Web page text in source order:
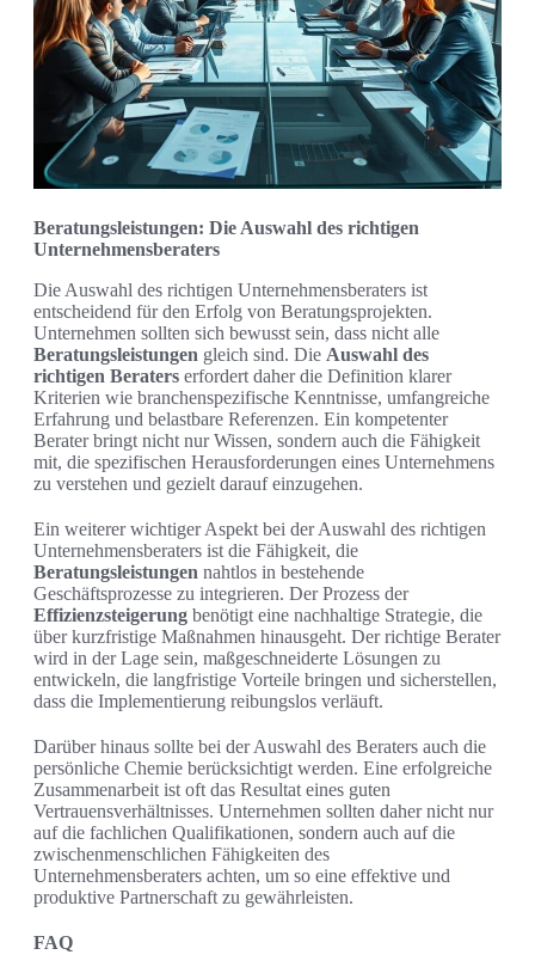
Beratungsleistungen: Die Auswahl des richtigen
Unternehmensberaters
Die Auswahl des richtigen Unternehmensberaters ist
entscheidend für den Erfolg von Beratungsprojekten.
Unternehmen sollten sich bewusst sein, dass nicht alle
Beratungsleistungen gleich sind. Die Auswahl des
richtigen Beraters erfordert daher die Definition klarer
Kriterien wie branchenspezifische Kenntnisse, umfangreiche
Erfahrung und belastbare Referenzen. Ein kompetenter
Berater bringt nicht nur Wissen, sondern auch die Fähigkeit
mit, die spezifischen Herausforderungen eines Unternehmens
zu verstehen und gezielt darauf einzugehen.
Ein weiterer wichtiger Aspekt bei der Auswahl des richtigen
Unternehmensberaters ist die Fähigkeit, die
Beratungsleistungen nahtlos in bestehende
Geschäftsprozesse zu integrieren. Der Prozess der
Effizienzsteigerung benötigt eine nachhaltige Strategie, die
über kurzfristige Maßnahmen hinausgeht. Der richtige Berater
wird in der Lage sein, maßgeschneiderte Lösungen zu
entwickeln, die langfristige Vorteile bringen und sicherstellen,
dass die Implementierung reibungslos verläuft.
Darüber hinaus sollte bei der Auswahl des Beraters auch die
persönliche Chemie berücksichtigt werden. Eine erfolgreiche
Zusammenarbeit ist oft das Resultat eines guten
Vertrauensverhältnisses. Unternehmen sollten daher nicht nur
auf die fachlichen Qualifikationen, sondern auch auf die
zwischenmenschlichen Fähigkeiten des
Unternehmensberaters achten, um so eine effektive und
produktive Partnerschaft zu gewährleisten.
FAQ